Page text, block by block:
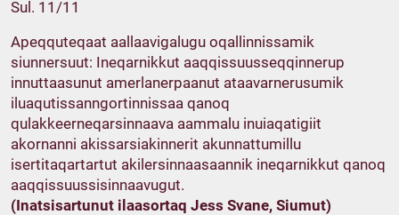
Sul. 11/11
Apeqquteqaat aallaavigalugu oqallinnissamik
siunnersuut: Ineqarnikkut aaqqissuusseqqinnerup
innuttaasunut amerlanerpaanut ataavarnerusumik
iluaqutissanngortinnissaa qanoq
qulakkeerneqarsinnaava aammalu inuiaqatigiit
akornanni akissarsiakinnerit akunnattumillu
isertitaqartartut akilersinnaasaannik ineqarnikkut qanoq
aaqqissuussisinnaavugut.
(Inatsisartunut ilaasortaq Jess Svane, Siumut)